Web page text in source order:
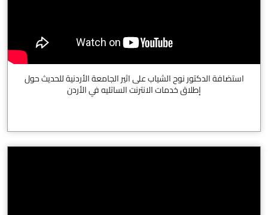
استضافة الدكتور نوح الشياب على اثير الجامعة الأردنية للحديث حول
إطلاق خدمات الانترنت الساتليه في الأردن